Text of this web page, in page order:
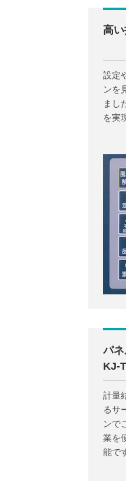
高
設定
ンを
まし
を実
パ
KJ-
計量
るサ
ンで
業を
能で